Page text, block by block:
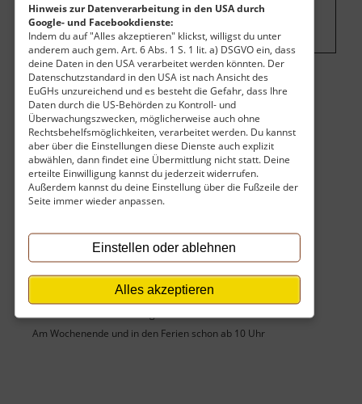
Hinweis zur Datenverarbeitung in den USA durch
Google- und Facebookdienste:
Indem du auf "Alles akzeptieren" klickst, willigst du unter
anderem auch gem. Art. 6 Abs. 1 S. 1 lit. a) DSGVO ein, dass
deine Daten in den USA verarbeitet werden könnten. Der
Datenschutzstandard in den USA ist nach Ansicht des
EuGHs unzureichend und es besteht die Gefahr, dass Ihre
Daten durch die US-Behörden zu Kontroll- und
Überwachungszwecken, möglicherweise auch ohne
Rechtsbehelfsmöglichkeiten, verarbeitet werden. Du kannst
aber über die Einstellungen diese Dienste auch explizit
abwählen, dann findet eine Übermittlung nicht statt. Deine
erteilte Einwilligung kannst du jederzeit widerrufen.
Außerdem kannst du deine Einstellung über die Fußzeile der
Seite immer wieder anpassen.
Einstellen oder ablehnen
Alles akzeptieren
Einstellungen ändern.
Eintritt
Vollzahler:
6,00 €
Ermäßigt:
4,50 €
Öffnungszeiten
Montag:
11:00 Uhr - 19:00 Uhr
Dienstag:
11:00 Uhr - 19:00 Uhr
Mittwoch:
11:00 Uhr - 19:00 Uhr
Freitag:
11:00 Uhr - 19:00 Uhr
Samstag:
11:00 Uhr - 19:00 Uhr
An Feiertagen gelten die Öffnungszeiten wie sonntags.
Im Winter kein Besuch möglich.
Am Wochenende und in den Ferien schon ab 10 Uhr